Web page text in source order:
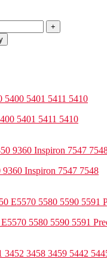
5401 5411 5410
Inspiron 7547 7548
5580 5590 5591